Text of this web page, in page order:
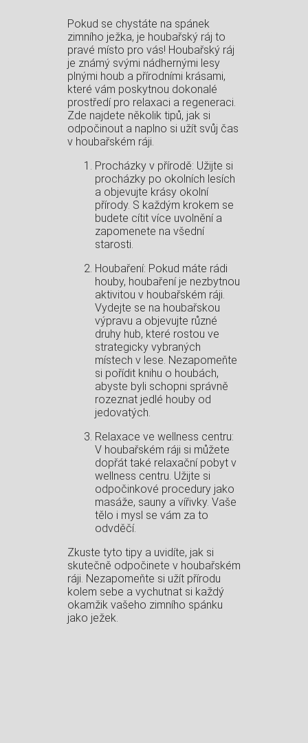
Pokud se chystáte na spánek
zimního ježka, je houbařský ráj to
pravé místo pro vás! Houbařský ráj
je známý svými nádhernými lesy
plnými houb a přírodními krásami,
které vám poskytnou dokonalé
prostředí pro relaxaci a regeneraci.
Zde najdete několik tipů, jak si
odpočinout a naplno si užít svůj čas
v houbařském ráji.
Procházky v přírodě: Užijte si
procházky po okolních lesích
a objevujte krásy okolní
přírody. S každým krokem se
budete cítit více uvolnění a
zapomenete na všední
starosti.
Houbaření: Pokud máte rádi
houby, houbaření je nezbytnou
aktivitou v houbařském ráji.
Vydejte se na houbařskou
výpravu a objevujte různé
druhy hub, které rostou ve
strategicky vybraných
místech v lese. Nezapomeňte
si pořídit knihu o houbách,
abyste byli schopni správně
rozeznat jedlé houby od
jedovatých.
Relaxace ve wellness centru:
V houbařském ráji si můžete
dopřát také relaxační pobyt v
wellness centru. Užijte si
odpočinkové procedury jako
masáže, sauny a vířivky. Vaše
tělo i mysl se vám za to
odvděčí.
Zkuste tyto tipy a uvidíte, jak si
skutečně odpočinete v houbařském
ráji. Nezapomeňte si užít přírodu
kolem sebe a vychutnat si každý
okamžik vašeho zimního spánku
jako ježek.